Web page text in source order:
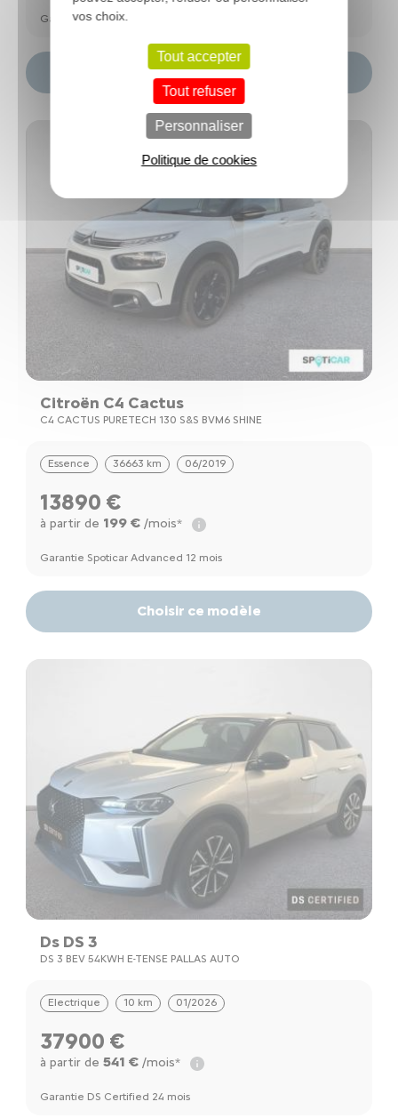
Garantie Spoticar Premium 12 mois
Choisir ce modèle
Citroën C4 Cactus
C4 CACTUS PURETECH 130 S&S BVM6 SHINE
Essence 36663 km 06/2019
13890 €
à partir de 199 €/mois*
Garantie Spoticar Advanced 12 mois
Choisir ce modèle
Ds DS 3
DS 3 BEV 54KWH E-TENSE PALLAS AUTO
Electrique 10 km 01/2026
37900 €
à partir de 541 €/mois*
Garantie DS Certified 24 mois
vos choix.
Tout accepter
Tout refuser
Personnaliser
Politique de cookies